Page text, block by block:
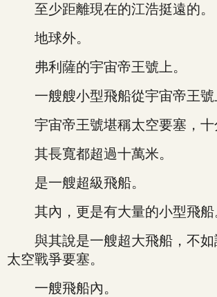
至少距離現在的江浩挺遠的。
地球外。
弗利薩的宇宙帝王號上。
一艘艘小型飛船從宇宙帝王號
宇宙帝王號堪稱太空要塞，十
其長寬都超過十萬米。
是一艘超級飛船。
其內，更是有大量的小型飛船
與其說是一艘超大飛船，不如
太空戰爭要塞。
一艘飛船內。